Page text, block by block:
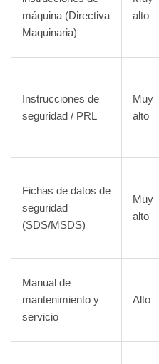
máquina (Directiva
Maquinaria)
alto
Instrucciones de
seguridad / PRL
Muy
alto
Fichas de datos de
seguridad
(SDS/MSDS)
Muy
alto
Manual de
mantenimiento y
servicio
Alto